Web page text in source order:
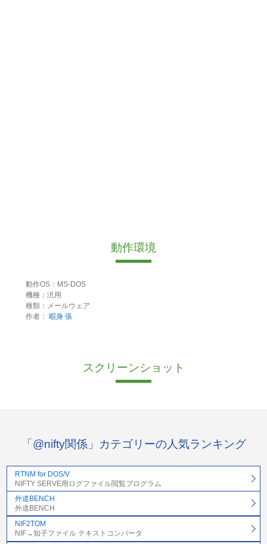
動作環境
動作OS：MS-DOS
機種：汎用
種類：メールウェア
作者： 暇身 張
スクリーンショット
「@nifty関係」カテゴリーの人気ランキング
RTNM for DOS/V
NIFTY SERVE用ログファイル閲覧プログラム
外道BENCH
外道BENCH
NIF2TOM
NIF→知子ファイル テキストコンバータ